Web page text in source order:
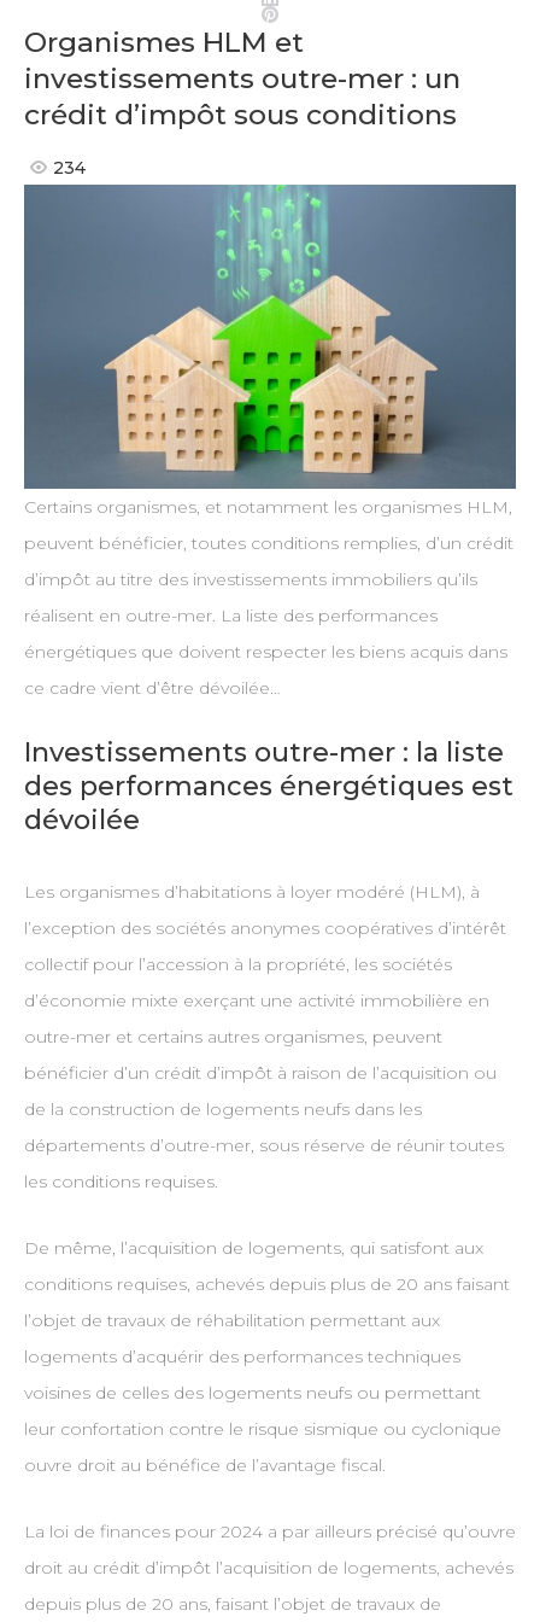
Pinterest
Organismes HLM et
investissements outre-mer : un
crédit d’impôt sous conditions
234
Certains organismes, et notamment les organismes HLM,
peuvent bénéficier, toutes conditions remplies, d’un crédit
d’impôt au titre des investissements immobiliers qu’ils
réalisent en outre-mer. La liste des performances
énergétiques que doivent respecter les biens acquis dans
ce cadre vient d’être dévoilée…
Investissements outre-mer : la liste
des performances énergétiques est
dévoilée
Les organismes d’habitations à loyer modéré (HLM), à
l’exception des sociétés anonymes coopératives d’intérêt
collectif pour l’accession à la propriété, les sociétés
d’économie mixte exerçant une activité immobilière en
outre-mer et certains autres organismes, peuvent
bénéficier d’un crédit d’impôt à raison de l’acquisition ou
de la construction de logements neufs dans les
départements d’outre-mer, sous réserve de réunir toutes
les conditions requises.
De même, l’acquisition de logements, qui satisfont aux
conditions requises, achevés depuis plus de 20 ans faisant
l’objet de travaux de réhabilitation permettant aux
logements d’acquérir des performances techniques
voisines de celles des logements neufs ou permettant
leur confortation contre le risque sismique ou cyclonique
ouvre droit au bénéfice de l’avantage fiscal.
La loi de finances pour 2024 a par ailleurs précisé qu’ouvre
droit au crédit d’impôt l’acquisition de logements, achevés
depuis plus de 20 ans, faisant l’objet de travaux de